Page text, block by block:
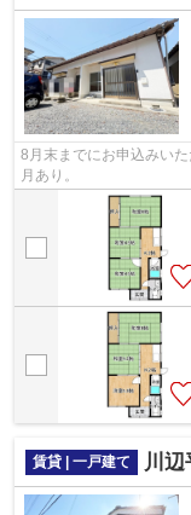
8月末までにお申込みい
月あり。
賃貸 | 一戸建て 川辺